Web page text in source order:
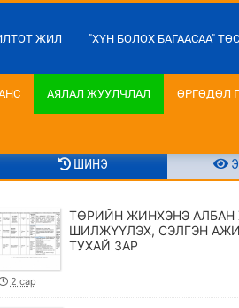
ЖИЛ "ХҮН БОЛОХ БАГААСАА"
АЯЛАЛ ЖУУЛЧЛАЛ ӨРГӨДӨЛ
ШИНЭ
ТӨРИЙН ЖИНХЭНЭ АЛБАН
ШИЛЖҮҮЛЭХ, СЭЛГЭН
ТУХАЙ ЗАР
2 сар